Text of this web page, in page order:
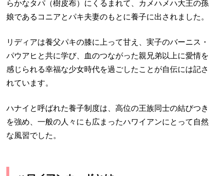
らかなタパ（樹皮布）にくるまれて、カメハメハ大王の孫
娘であるコニアとパキ夫妻のもとに養子に出されました。
リディアは養父パキの膝に上って甘え、実子のバーニス・
パウアヒと共に学び、血のつながった親兄弟以上に愛情を
感じられる幸福な少女時代を過ごしたことが自伝には記さ
れています。
ハナイと呼ばれた養子制度は、高位の王族同士の結びつき
を強め、一般の人々にも広まったハワイアンにとって自然
な風習でした。